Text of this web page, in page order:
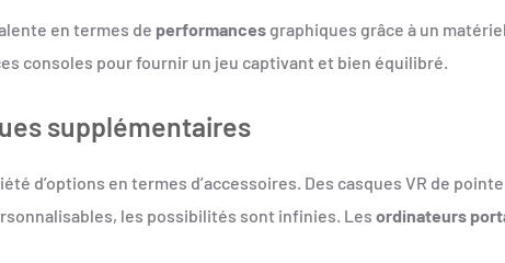
en termes de performances graphiques grâce à un matériel
consoles pour fournir un jeu captivant et bien équilibré.
supplémentaires
d’options en termes d’accessoires. Des casques VR de
les possibilités sont infinies. Les ordinateurs